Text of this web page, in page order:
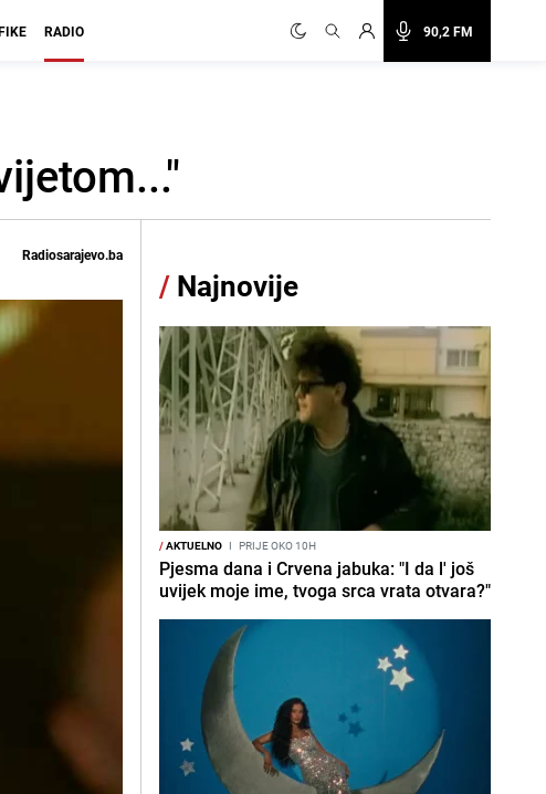
90,2 FM
RADIO
Radiosarajevo.ba
/ Najnovije
/AKTUELNO I PRIJE OKO 10H
Pjesma dana i Crvena jabuka: "I da l' još
uvijek moje ime, tvoga srca vrata otvara?"